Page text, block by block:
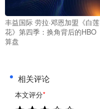
丰益国际 劳拉·邓恩加盟《白莲
花》第四季：换角背后的HBO
算盘
相关评论
本文评分*